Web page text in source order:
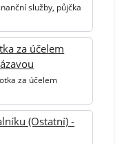
služby, půjčka
za účelem
za účelem
(Ostatní) -